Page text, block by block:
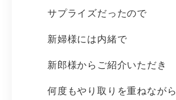
サプライズだったので
新婦様には内緒で
新郎様からご紹介いただき
何度もやり取りを重ねながら